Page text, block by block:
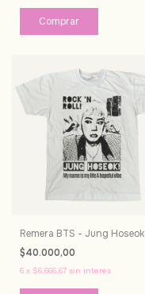
Comprar
Remera BTS - Jung Hoseok
$40.000,00
6 x $6.666,67 sin interés